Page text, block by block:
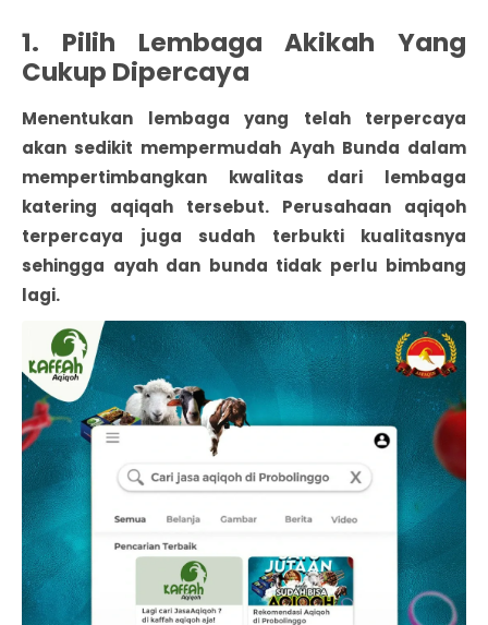
1. Pilih Lembaga Akikah Yang
Cukup Dipercaya
Menentukan lembaga yang telah terpercaya
akan sedikit mempermudah Ayah Bunda dalam
mempertimbangkan kwalitas dari lembaga
katering aqiqah tersebut. Perusahaan aqiqoh
terpercaya juga sudah terbukti kualitasnya
sehingga ayah dan bunda tidak perlu bimbang
lagi.